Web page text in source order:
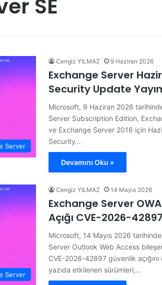
SE
Server
Cengiz YILMAZ 9 Haziran 2026
Exchange Server
Security Update
Microsoft, 9 Haziran 2026
Server Subscription Edition,
ve Exchange Server 2016 için
Security…
Devamını Oku »
Server
Cengiz YILMAZ 14 Mayıs 2026
Exchange Server
Açığı CVE-2026-42897
Microsoft, 14 Mayıs 2026
Server Outlook Web Access
CVE-2026-42897 güvenlik
yazıda etkilenen sürümleri,…